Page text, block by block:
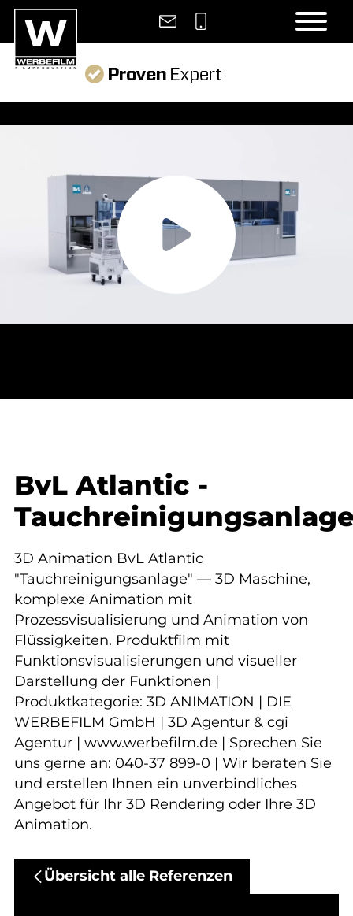
BvL Atlantic -
3D Animation BvL Atlantic
"Tauchreinigungsanlage" — 3D Maschine,
komplexe Animation mit
Prozessvisualisierung und Animation von
Flüssigkeiten. Produktfilm mit
Funktionsvisualisierungen und visueller
Darstellung der Funktionen |
Produktkategorie: 3D ANIMATION | DIE
WERBEFILM GmbH | 3D Agentur & cgi
Agentur | www.werbefilm.de | Sprechen Sie
uns gerne an: 040-37 899-0 | Wir beraten Sie
und erstellen Ihnen ein unverbindliches
Angebot für Ihr 3D Rendering oder Ihre 3D
Animation.
Übersicht alle Referenzen